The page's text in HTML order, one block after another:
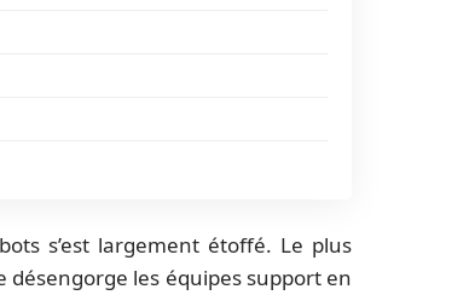
s’est largement étoffé. Le plus
désengorge les équipes support en